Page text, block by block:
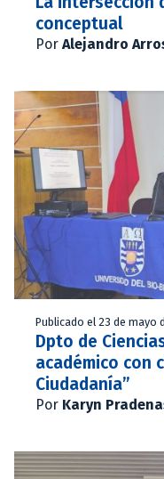
conceptual
Por Alejandro
Publicado el 23 de mayo
Dpto de
académico con
Ciudadanía”
Por Karyn